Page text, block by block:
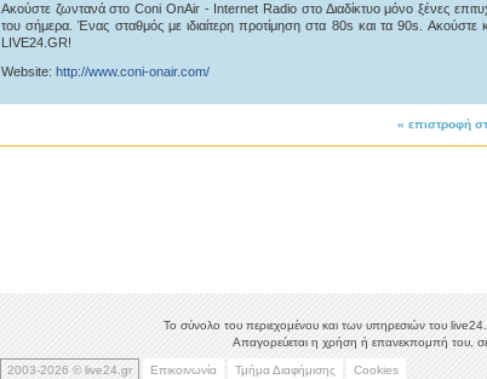
Ακούστε ζωντανά στο Coni OnAir - Internet Radio στο Διαδίκτυο μόνο ξένες
του σήμερα. Ένας σταθμός με ιδιαίτερη προτίμηση στα 80s και τα 90s. Ακούστε
LIVE24.GR!
Website: http://www.coni-onair.com/
« επιστροφή
Το σύνολο του περιεχομένου και των υπηρεσιών του
Απαγορεύεται η χρήση ή επανεκπομπή του,
2003-2026 © live24.gr Επικοινωνία Τμήμα Διαφήμισης Cookies